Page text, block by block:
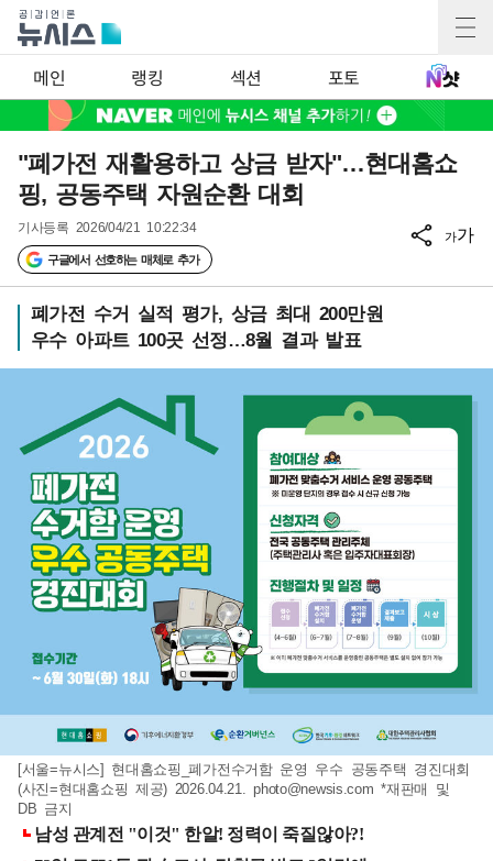
메인 랭킹 섹션 포토
"폐가전 재활용하고 상금 받자"…현대홈쇼
핑, 공동주택 자원순환 대회
기사등록 2026/04/21 10:22:34
구글에서 선호하는 매체로 추가
가가
폐가전 수거 실적 평가, 상금 최대 200만원
우수 아파트 100곳 선정…8월 결과 발표
[서울=뉴시스] 현대홈쇼핑_폐가전수거함 운영 우수 공동주택 경진대회
(사진=현대홈쇼핑 제공) 2026.04.21.photo@newsis.com *재판매 및
DB 금지